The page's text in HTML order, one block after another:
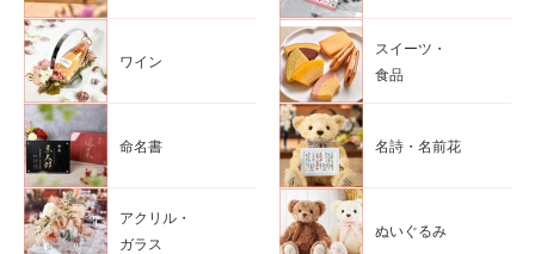
ワイン
スイーツ・
食品
命名書 名詩・名前花
アクリル・
ガラス
ぬいぐるみ